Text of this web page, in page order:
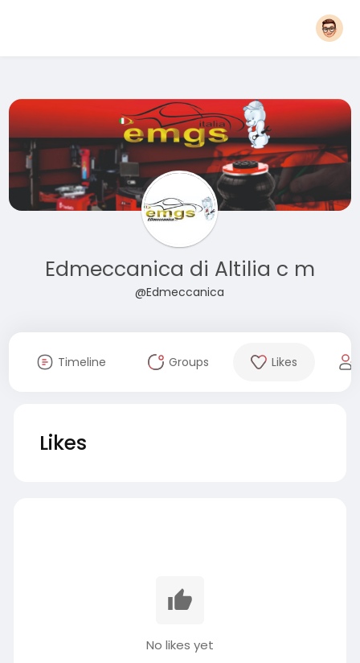
Edmeccanica di Altilia c m
@Edmeccanica
Timeline Groups Likes
Likes
No likes yet